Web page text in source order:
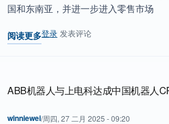
国和东南亚，并进一步进入零售市场
阅读更多
关于 ABB 完成对西门子中国配线附件业务
登录 发表评论
ABB机器人与上电科达成中国机器人
winniewei/周四, 27 二月 2025 - 09:20